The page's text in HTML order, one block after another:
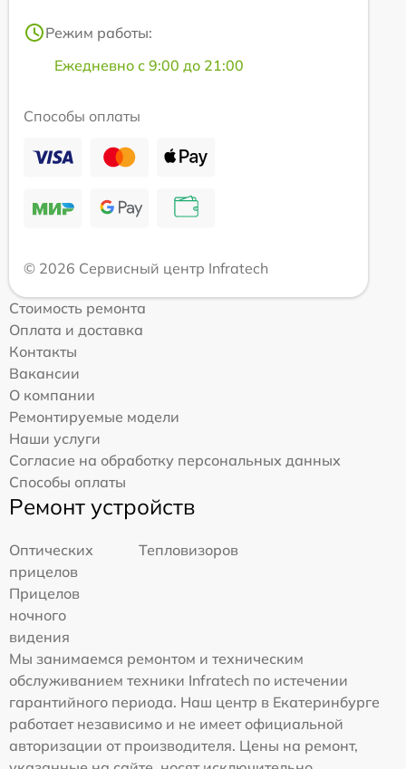
Режим работы:
Ежедневно с 9:00 до 21:00
Способы оплаты
© 2026 Сервисный центр Infratech
Стоимость ремонта
Оплата и доставка
Контакты
Вакансии
О компании
Ремонтируемые модели
Наши услуги
Согласие на обработку персональных данных
Способы оплаты
Ремонт устройств
Оптических
прицелов
Тепловизоров
Прицелов
ночного
видения
Мы занимаемся ремонтом и техническим
обслуживанием техники Infratech по истечении
гарантийного периода. Наш центр в Екатеринбурге
работает независимо и не имеет официальной
авторизации от производителя. Цены на ремонт,